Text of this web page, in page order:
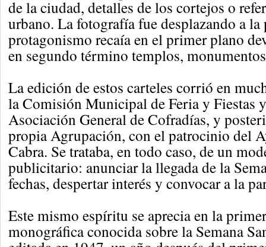
de la ciudad, detalles de los cortejos o
urbano. La fotografía fue desplazando a
protagonismo recaía en el primer plano
en segundo término templos,
La edición de estos carteles corrió en
la Comisión Municipal de Feria y Fiestas
Asociación General de Cofradías, y
propia Agrupación, con el patrocinio del
Cabra. Se trataba, en todo caso, de un
publicitario: anunciar la llegada de la
fechas, despertar interés y convocar a la
Este mismo espíritu se aprecia en la
monográfica conocida sobre la Semana